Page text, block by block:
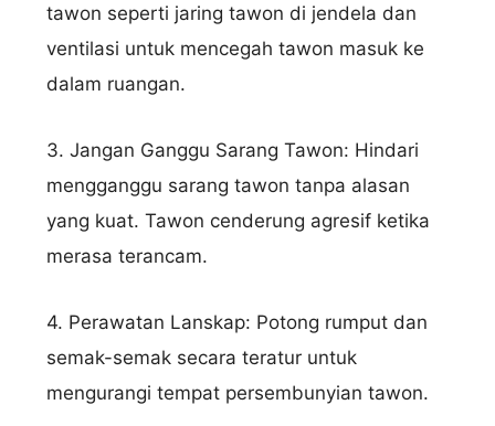
tawon seperti jaring tawon di jendela dan
ventilasi untuk mencegah tawon masuk ke
dalam ruangan.
3. Jangan Ganggu Sarang Tawon: Hindari
mengganggu sarang tawon tanpa alasan
yang kuat. Tawon cenderung agresif ketika
merasa terancam.
4. Perawatan Lanskap: Potong rumput dan
semak-semak secara teratur untuk
mengurangi tempat persembunyian tawon.